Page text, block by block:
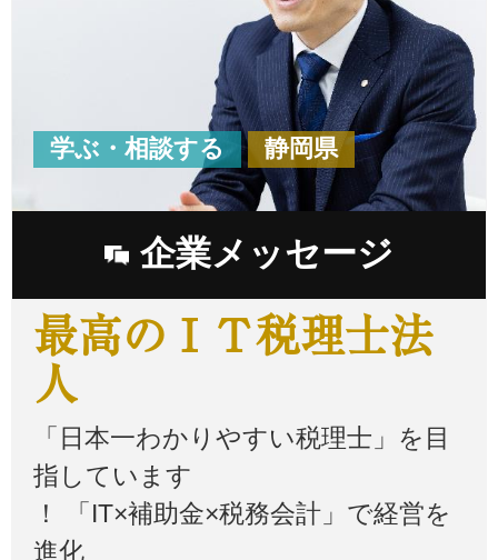
企業メッセージ
学ぶ・相談する 静岡県
最高のＩＴ税理士法
人
「日本一わかりやすい税理士」を目
指しています
！ 「IT×補助金×税務会計」で経営を
進化